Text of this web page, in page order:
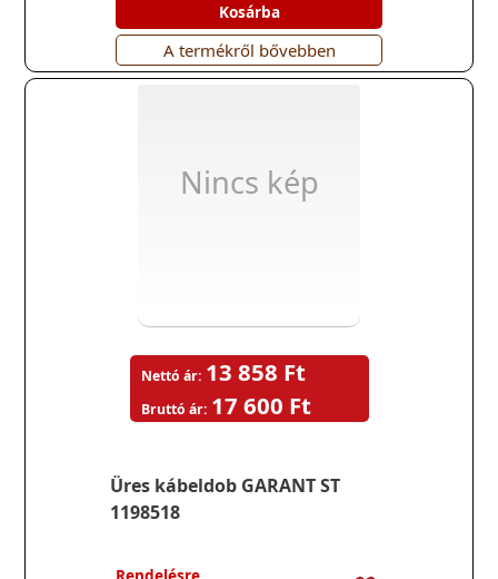
Kosárba
A termékről bővebben
Nincs kép
Üres kábeldob GARANT ST
1198518
Nettó ár: 13 858 Ft
Bruttó ár: 17 600 Ft